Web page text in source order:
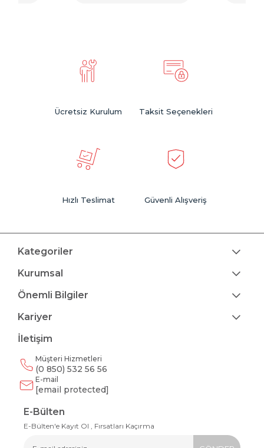
Ücretsiz Kurulum Taksit Seçenekleri
Hızlı Teslimat Güvenli Alışveriş
Kategoriler
Kurumsal
Önemli Bilgiler
Kariyer
İletişim
Müşteri Hizmetleri
(0 850) 532 56 56
E-mail
[email protected]
E-Bülten
E-Bülten'e Kayıt Ol , Fırsatları Kaçırma